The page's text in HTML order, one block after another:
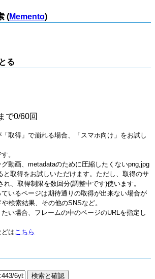
(Memento)
る
で0/60回
取得」で崩れる場合、「スマホ向け」をお試し
。
動画、metadataのために圧縮したくないpng,jpg
と取得をお試しいただけます。ただし、取得のサ
れ、取得制限を数回分(調整中です)使います。
いるページは期待通りの取得が出来ない場合が
検索結果、その他のSNSなど。
い場合、フレームの中のページのURLを指定し
はこちら